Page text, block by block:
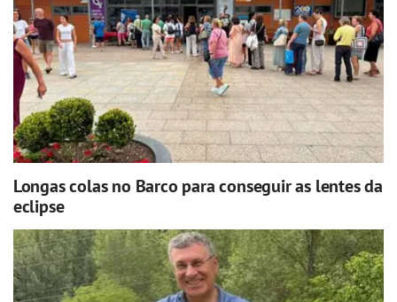
Longas colas no Barco para conseguir as lentes da
eclipse